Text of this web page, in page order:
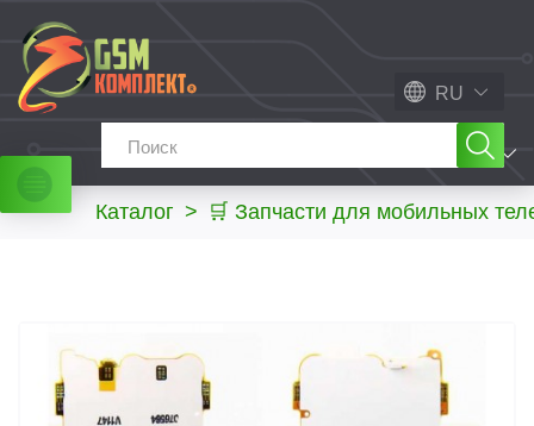
RU
МЕНЮ
Каталог > 🛒 Запчасти для мобильных